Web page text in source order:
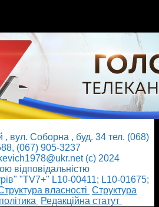
вул. Соборна , буд. 34 тел. (068)
(067) 905-3237
(с) 2024
відповідальністю
"TV7+" L10-00411; L10-01675;
власності Cтруктура
Редакційна статут